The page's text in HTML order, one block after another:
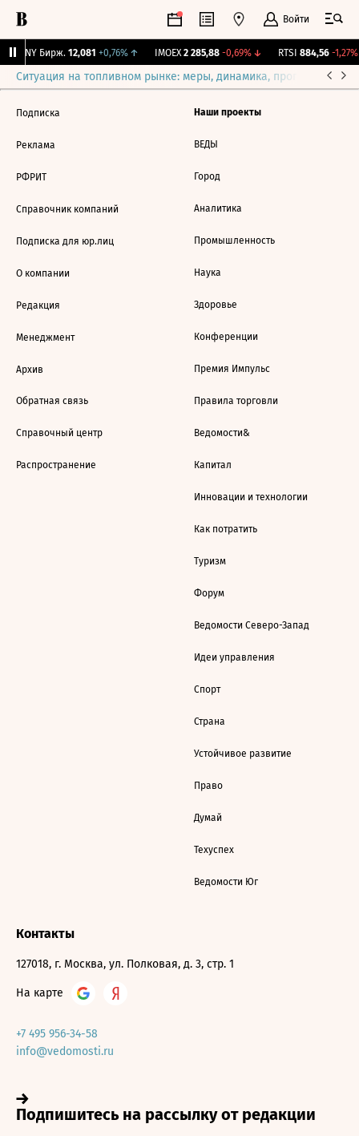
Войти
CNY Бирж. 12,081 +0,76%↑ IMOEX 2 285,88 -0,69%↓ RTSI 884,56 -1,27%
Ситуация на топливном рынке: меры, динамика, прогнозы
Подписка
Реклама
РФРИТ
Справочник компаний
Подписка для юр.лиц
О компании
Редакция
Менеджмент
Архив
Обратная связь
Справочный центр
Распространение
Наши проекты
ВЕДЫ
Город
Аналитика
Промышленность
Наука
Здоровье
Конференции
Премия Импульс
Правила торговли
Ведомости&
Капитал
Инновации и технологии
Как потратить
Туризм
Форум
Ведомости Северо-Запад
Идеи управления
Спорт
Страна
Устойчивое развитие
Право
Думай
Техуспех
Ведомости Юг
Контакты
127018, г. Москва, ул. Полковая, д. 3, стр. 1
На карте
+7 495 956-34-58
info@vedomosti.ru